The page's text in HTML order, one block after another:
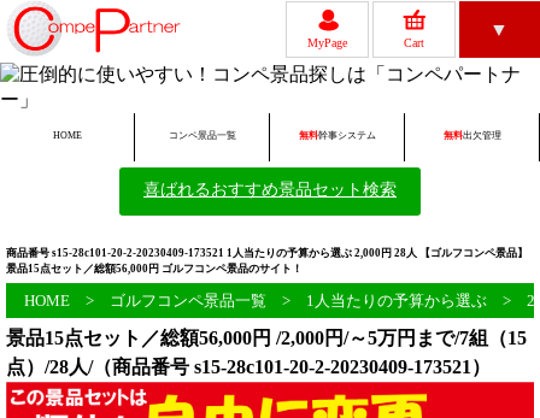
MyPage Cart
▼
無料ツール一覧 初めての方へ
HOME コンペ景品一覧 無料幹事システム 無料出欠管理
喜ばれるおすすめ景品セット検索
商品番号 s15-28c101-20-2-20230409-173521 1人当たりの予算から選ぶ 2,000円 28人 【ゴルフコンペ景品】
景品15点セット／総額56,000円 ゴルフコンペ景品のサイト！
HOME > ゴルフコンペ景品一覧 > 1人当たりの予算から選ぶ >
景品15点セット／総額56,000円 /2,000円/～5万円まで/7組（15
点）/28人/（商品番号 s15-28c101-20-2-20230409-173521）